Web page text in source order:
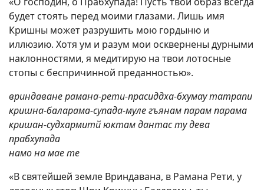
будет стоять перед моими глазами. Лишь имя
Кришны может разрушить мою гордыню и
иллюзию. Хотя ум и разум мои осквернены дурными
наклонностями, я медитирую на твои лотосные
стопы с беспричинной преданностью».
вриндаване рамана-рети-прасиддха-бхумау татрапи
кришна-баларама-супада-муле гъянам парам парама
кришан-судхармитй юктам дантас ту дева
прабхупада
намо на мае те
«В святейшей земле Вриндавана, в Рамана Рети, у